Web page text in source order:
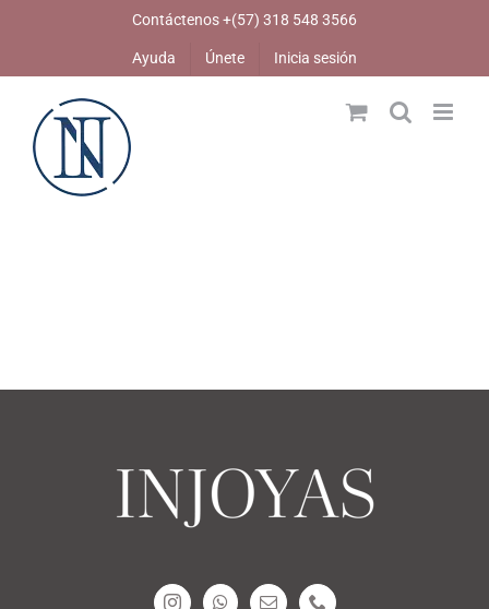
Contáctenos +(57) 318 548 3566
Ayuda Únete Inicia sesión